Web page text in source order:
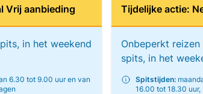
Vrij aanbieding
in het weekend
6.30 tot 9.00 uur en van
Tijdelijke actie:
Onbeperkt
spits, in het
Spitstijden:
16.00 tot 18.30